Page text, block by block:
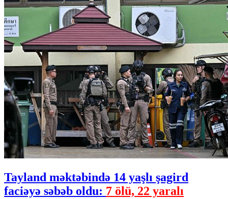
Tayland məktəbində 14 yaşlı şagird
faciəyə səbəb oldu: 7 ölü, 22 yaralı